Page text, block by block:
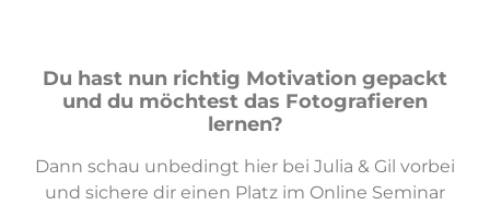
Du hast nun richtig Motivation gepackt
und du möchtest das Fotografieren
lernen?
Dann schau unbedingt hier bei Julia & Gil vorbei
und sichere dir einen Platz im Online Seminar